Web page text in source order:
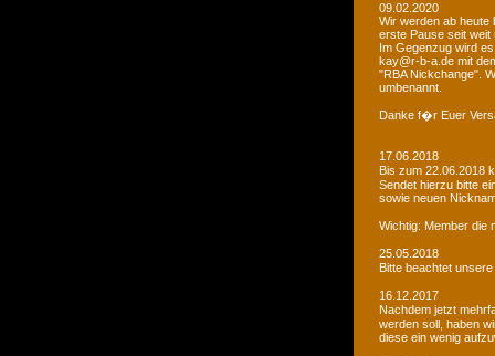
09.02.2020
Wir werden ab heute
erste Pause seit weit
Im Gegenzug wird
kay@r-b-a.de mit
"RBA Nickchange".
umbenannt.
Danke f�r Euer
17.06.2018
Bis zum 22.06.2018
Sendet hierzu bitte
sowie neuen
Wichtig: Member
25.05.2018
Bitte beachtet
16.12.2017
Nachdem jetzt
werden soll, haben
diese ein wenig